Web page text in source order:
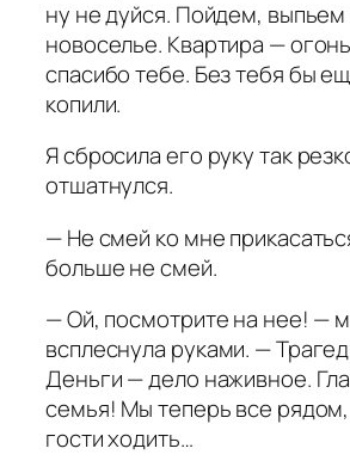
ну не дуйся. Пойдем,
новоселье. Квартира —
спасибо тебе. Без тебя бы
копили.
Я сбросила его руку так
отшатнулся.
— Не смей ко мне
больше не смей.
— Ой, посмотрите на нее! —
всплеснула руками. —
Деньги — дело наживное.
семья! Мы теперь все
гости ходить…